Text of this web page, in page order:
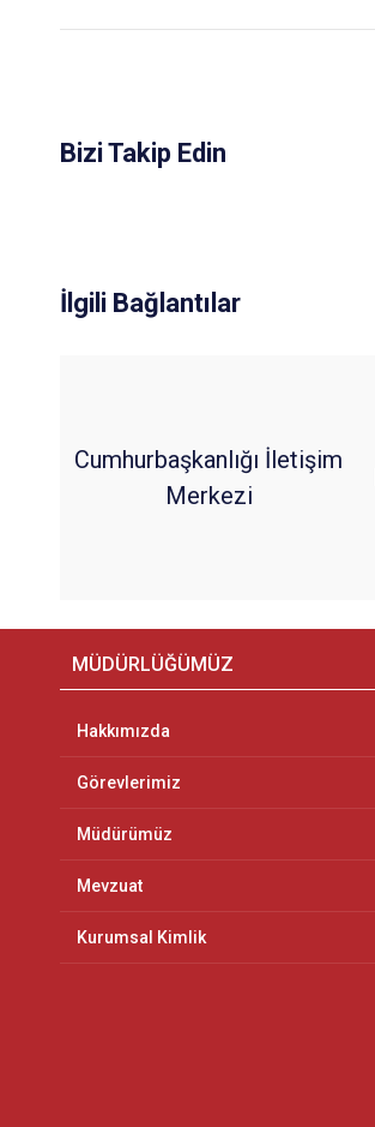
Bizi Takip Edin
İlgili Bağlantılar
Cumhurbaşkanlığı İletişim
Merkezi
MÜDÜRLÜĞÜMÜZ
Hakkımızda
Görevlerimiz
Müdürümüz
Mevzuat
Kurumsal Kimlik